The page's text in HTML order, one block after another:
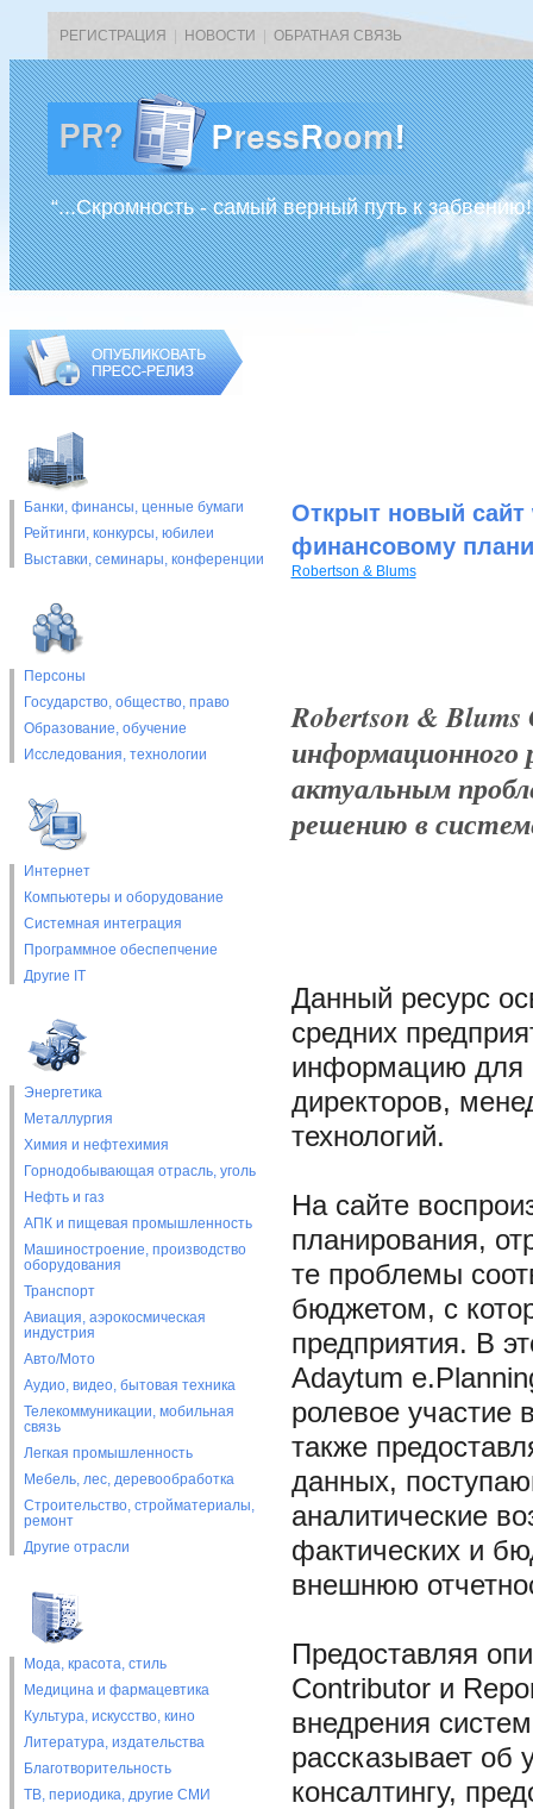
РЕГИСТРАЦИЯ НОВОСТИ ОБРАТНАЯ СВЯЗЬ
“...Скромность - самый верный путь к
Банки, финансы, ценные бумаги
Рейтинги, конкурсы, юбилеи
Выставки, cеминары, конференции
Персоны
Государство, общество, право
Образование, обучение
Исследования, технологии
Интернет
Компьютеры и оборудование
Системная интеграция
Программное обеспепчение
Другие IT
Энергетика
Металлургия
Химия и нефтехимия
Горнодобывающая отрасль, уголь
Нефть и газ
АПК и пищевая промышленность
Машиностроение, производство
оборудования
Транспорт
Авиация, аэрокосмическая
индустрия
Авто/Мото
Аудио, видео, бытовая техника
Телекоммуникации, мобильная
связь
Легкая промышленность
Мебель, лес, деревообработка
Строительство, стройматериалы,
ремонт
Другие отрасли
Мода, красота, стиль
Медицина и фармацевтика
Культура, искусство, кино
Литература, издательства
Благотворительность
ТВ, периодика, другие СМИ
Открыт новый
финансовому
Robertson & Blums
Robertson &
информационного
актуальным
решению в
Данный ресурс
средних
информацию для
директоров,
технологий.
На сайте
планирования,
те проблемы
бюджетом, с
предприятия. В
Adaytum
ролевое участие
также
данных,
аналитические
фактических и
внешнюю
Предоставляя
Contributor и
внедрения
рассказывает об
консалтингу,